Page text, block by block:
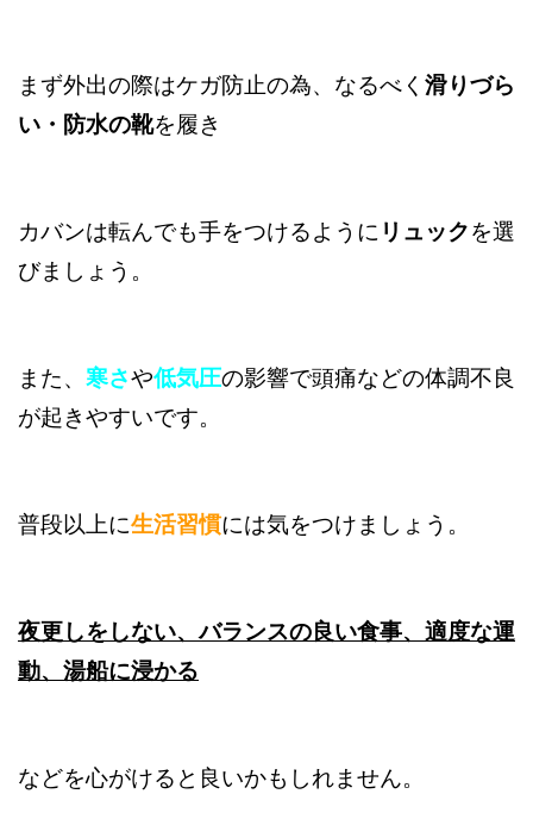
まず外出の際はケガ防止の為、なるべく 滑りづら
い・防水の靴を履き
カバンは転んでも手をつけるように リュックを選
びましょう。
また、 寒さや低気圧の影響で頭痛などの体調不良
が起きやすいです。
普段以上に生活習慣には気をつけましょう。
夜更しをしない、バランスの良い食事、適度な運
動、湯船に浸かる
などを心がけると良いかもしれません。